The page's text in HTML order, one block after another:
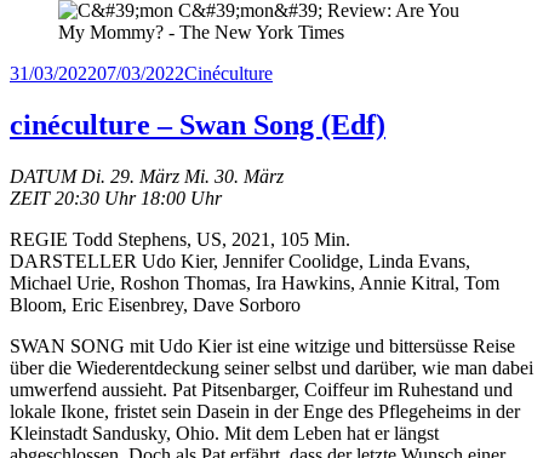
Veröffentlicht
31/03/202207/03/2022Kategorien
Cinéculture
cinéculture – Swan Song (Edf)
DATUM Di. 29. März Mi. 30. März
ZEIT 20:30 Uhr 18:00 Uhr
REGIE Todd Stephens, US, 2021, 105 Min.
DARSTELLER Udo Kier, Jennifer Coolidge, Linda Evans,
Michael Urie, Roshon Thomas, Ira Hawkins, Annie Kitral, Tom
Bloom, Eric Eisenbrey, Dave Sorboro
SWAN SONG mit Udo Kier ist eine witzige und bittersüsse Reise
über die Wiederentdeckung seiner selbst und darüber, wie man dabei
umwerfend aussieht. Pat Pitsenbarger, Coiffeur im Ruhestand und
lokale Ikone, fristet sein Dasein in der Enge des Pflegeheims in der
Kleinstadt Sandusky, Ohio. Mit dem Leben hat er längst